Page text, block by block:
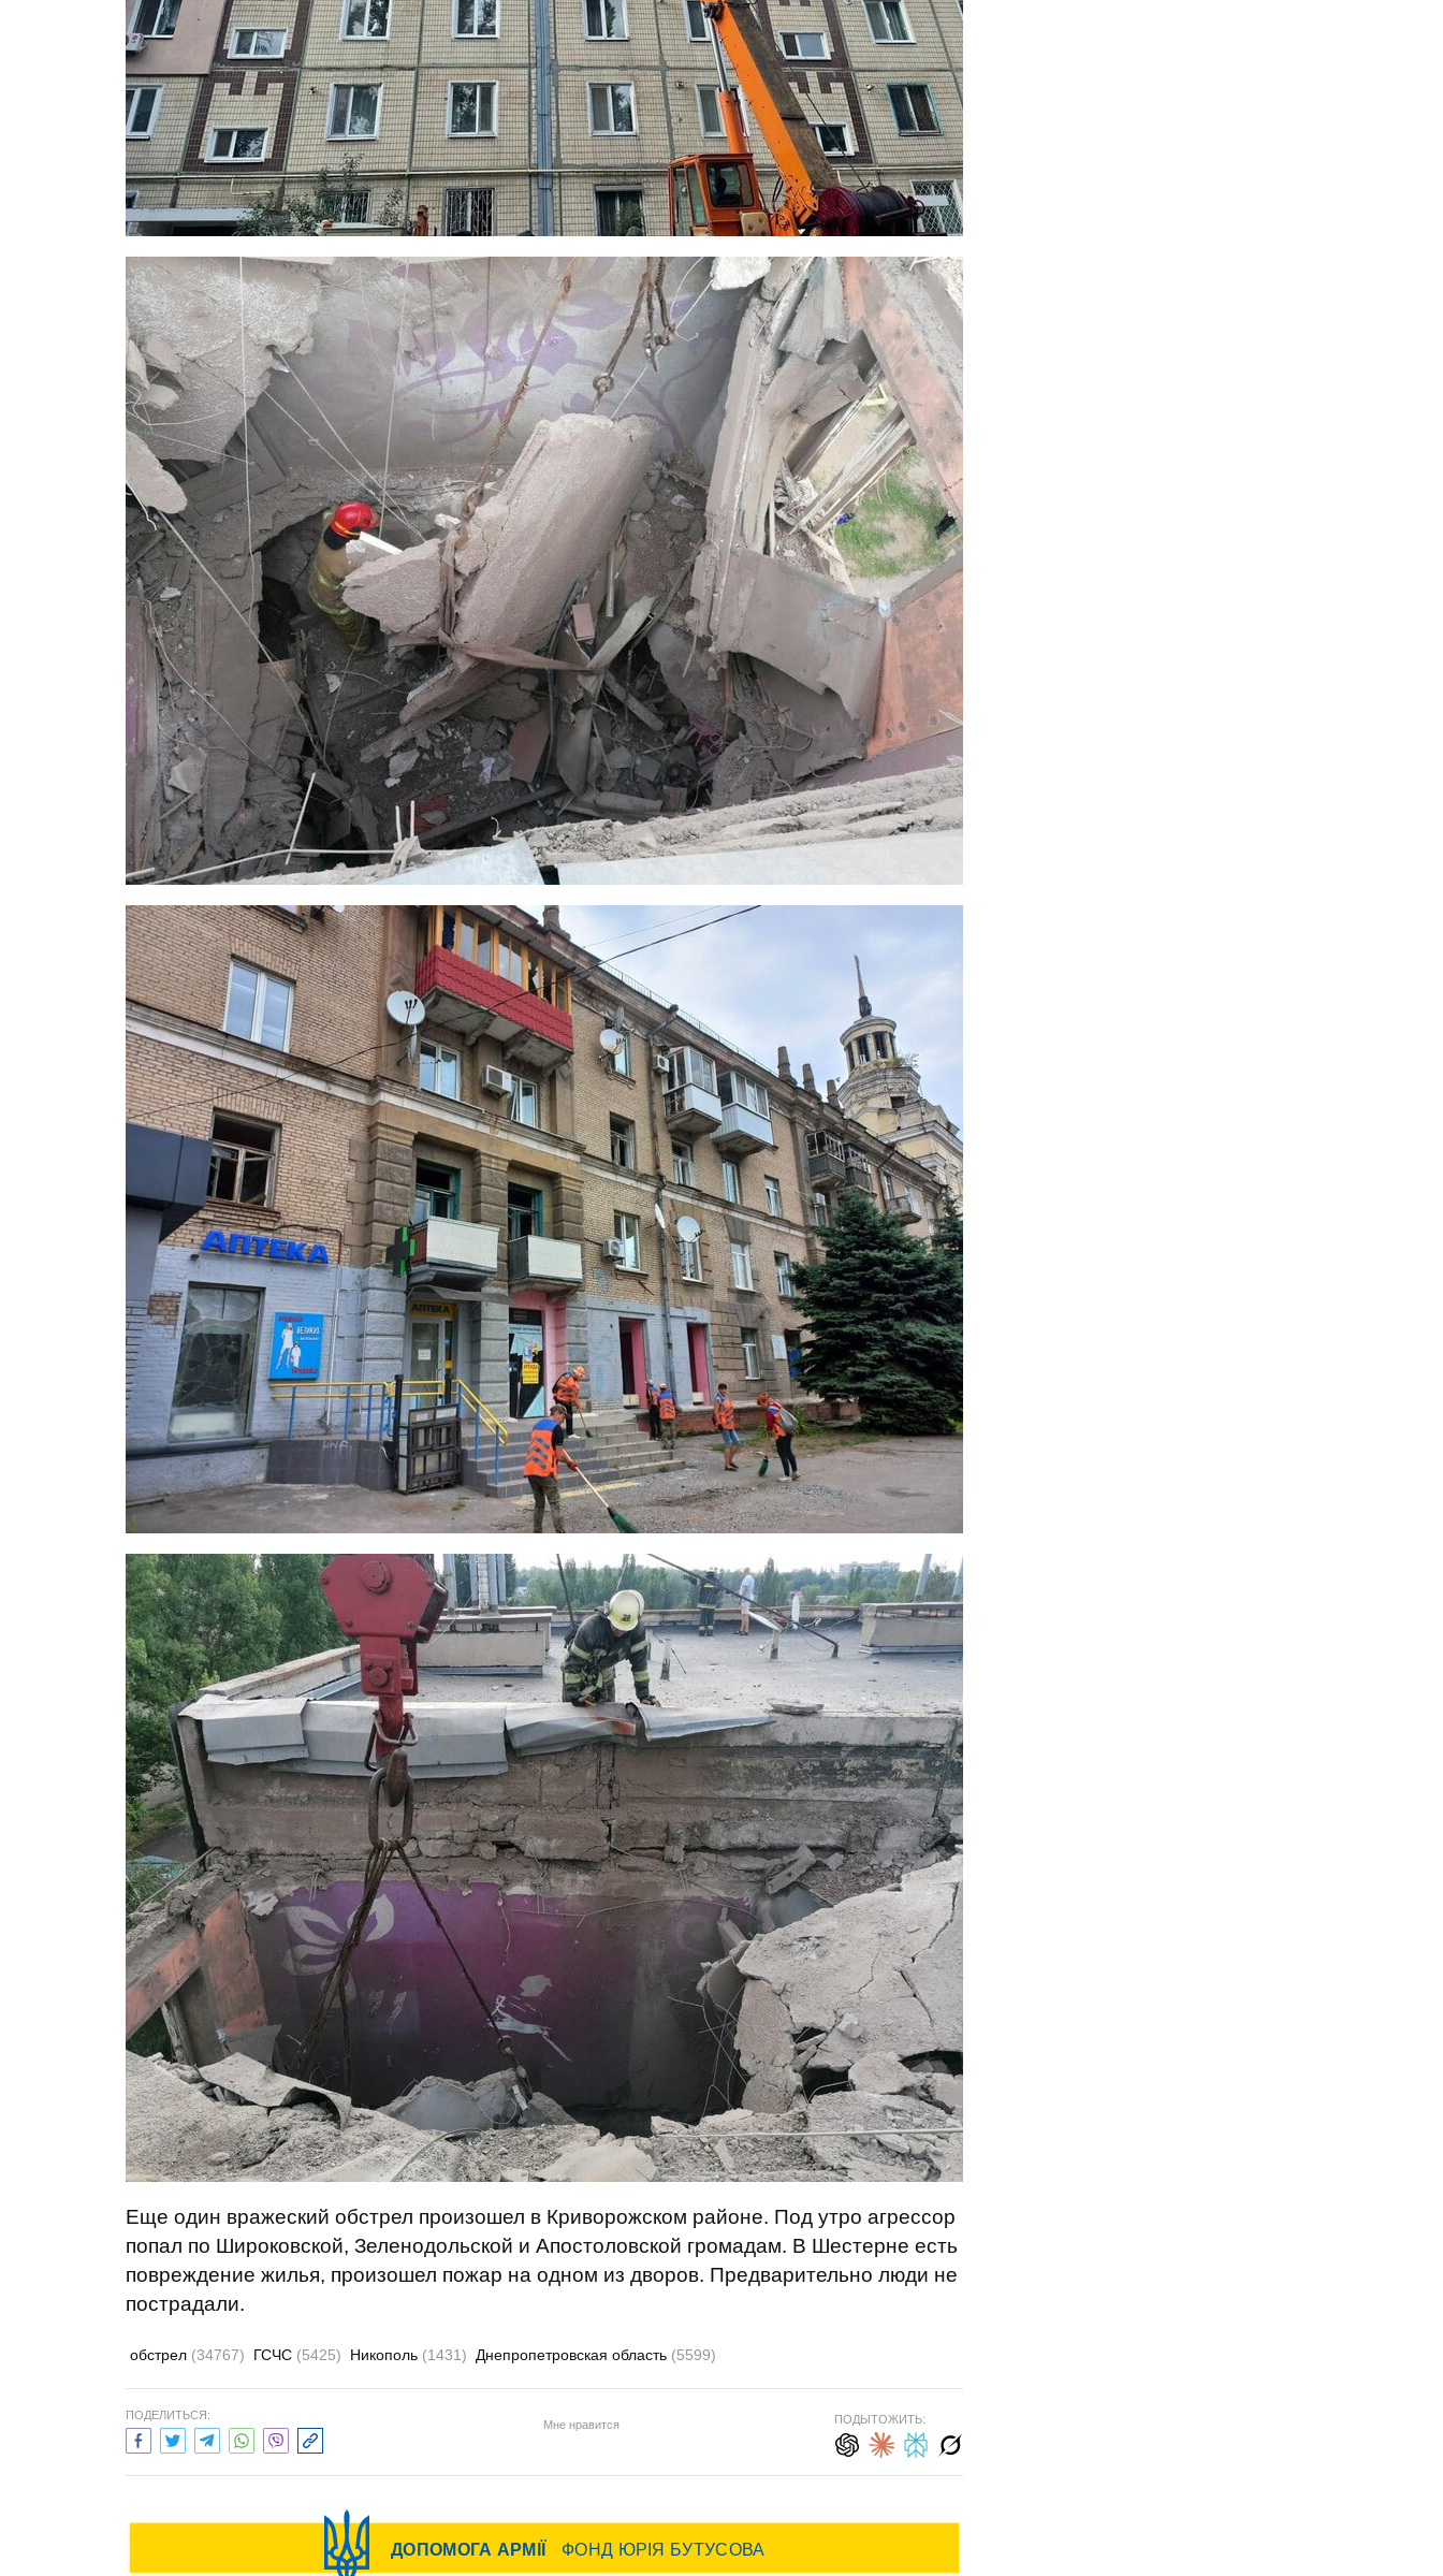
Еще один вражеский обстрел произошел в Криворожском районе. Под утро агрессор
попал по Широковской, Зеленодольской и Апостоловской громадам. В Шестерне есть
повреждение жилья, произошел пожар на одном из дворов. Предварительно люди не
пострадали.
обстрел (34767) ГСЧС (5425) Никополь (1431) Днепропетровская область (5599)
ПОДЕЛИТЬСЯ:
Мне нравится ПОДЫТОЖИТЬ: